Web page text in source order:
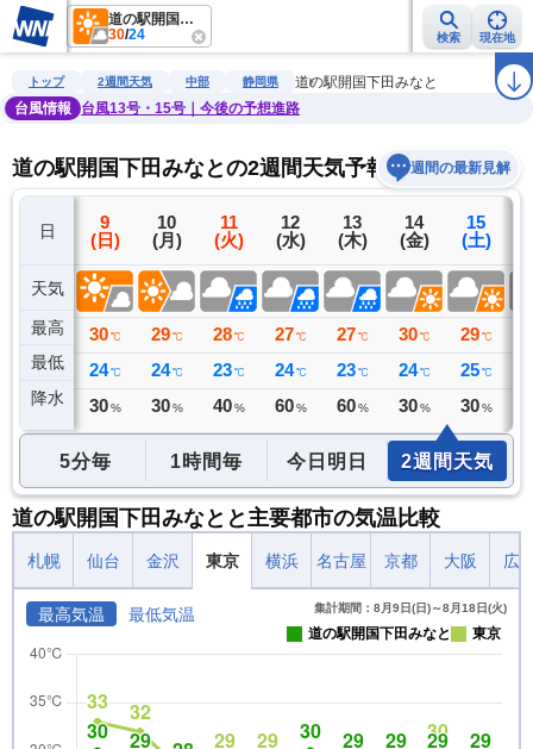
道の駅開国下田みなと
30/24 検索 現在地
雨雲レーダー 台風情報 地震情報 警報・注意報 2週間天気 ラ
トップ 2週間天気 中部 静岡県
道の駅開国下田みなと
台風情報
台風13号・15号｜今後の予想進路
道の駅開国下田みなとの2週間天気予報 週間の最新見解
日
天気
最高
最低
降水
8
(土)
32 ℃
24 ℃
0 ミリ
9
(日)
30 ℃
24 ℃
30 %
10
(月)
29 ℃
24 ℃
30 %
11
(火)
28 ℃
23 ℃
40 %
12
(水)
27 ℃
24 ℃
60 %
13
(木)
27 ℃
23 ℃
60 %
14
(金)
30 ℃
24 ℃
30 %
15
(土)
29 ℃
25 ℃
30 %
5分毎 1時間毎 今日明日 2週間天気
道の駅開国下田みなとと主要都市の気温比較
札幌 仙台 金沢 東京 横浜 名古屋 京都 大阪 広
最高気温 最低気温 集計期間：8月9日(日)～8月18日(火)
道の駅開国下田みなと 東京